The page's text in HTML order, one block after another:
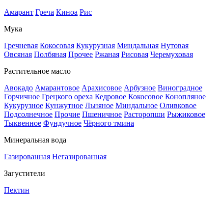
Амарант Греча Киноа Рис
Мука
Гречневая Кокосовая Кукурузная Миндальная Нутовая
Овсяная Полбяная Прочее Ржаная Рисовая Черемуховая
Растительное масло
Авокадо Амарантовое Арахисовое Арбузное Виноградное
Горчичное Грецкого ореха Кедровое Кокосовое Конопляное
Кукурузное Кунжутное Льняное Миндальное Оливковое
Подсолнечное Прочие Пшеничное Расторопши Рыжиковое
Тыквенное Фундучное Чёрного тмина
Минеральная вода
Газированная Негазированная
Загустители
Пектин